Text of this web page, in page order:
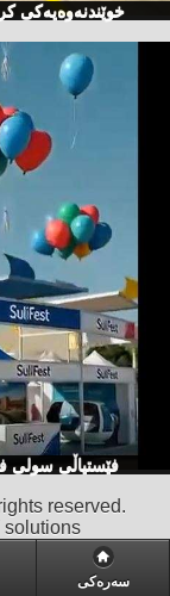
خوێندنەوەیەكی
فێستیاڵی سولی
reserved.
solutions
سەرەکی